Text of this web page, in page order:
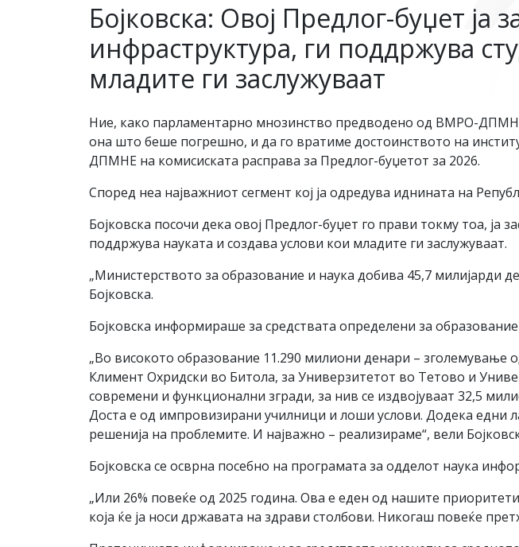
Бојковска: Овој Предлог-буџет ја
инфраструктура, ги поддржува
младите ги заслужуваат
Ние, како парламентарно мнозинство предводено од ВМРО-
она што беше погрешно, и да го вратиме достоинството на
ДПМНЕ на комисиската расправа за Предлог-буџетот за 2026.
Според неа најважниот сегмент кој ја одредува иднината на
Бојковска посочи дека овој Предлог-буџет го прави токму тоа, ја
поддржува науката и создава услови кои младите ги заслужуваат.
„Министерството за образование и наука добива 45,7 милијарди
Бојковска.
Бојковска информираше за средствата определени за
„Во високото образование 11.290 милиони денари –
Климент Охридски во Битола, за Универзитетот во Тетово и
современи и функционални згради, за нив се издвојуваат 32,5
Доста е од импровизирани училници и лоши услови. Додека едни
решенија на проблемите. И најважно – реализираме“, вели
Бојковска се осврна посебно на програмата за одделот наука
„Или 26% повеќе од 2025 година. Ова е еден од нашите
која ќе ја носи државата на здрави столбови. Никогаш повеќе